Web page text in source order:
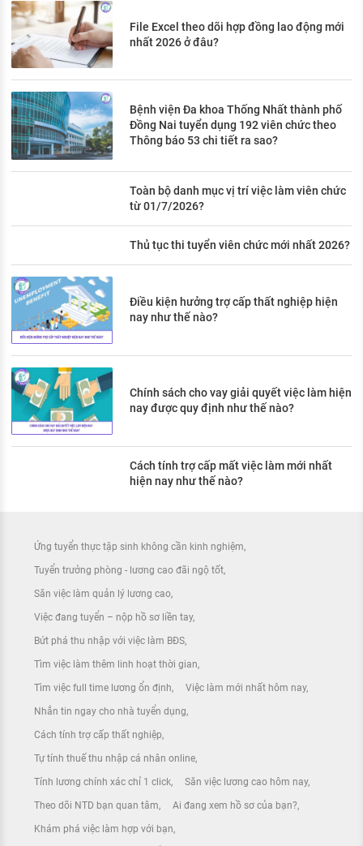
File Excel theo dõi hợp đồng lao động mới
nhất 2026 ở đâu?
Bệnh viện Đa khoa Thống Nhất thành phố
Đồng Nai tuyển dụng 192 viên chức theo
Thông báo 53 chi tiết ra sao?
Toàn bộ danh mục vị trí việc làm viên chức
từ 01/7/2026?
Thủ tục thi tuyển viên chức mới nhất 2026?
Điều kiện hưởng trợ cấp thất nghiệp hiện
nay như thế nào?
Chính sách cho vay giải quyết việc làm hiện
nay được quy định như thế nào?
Cách tính trợ cấp mất việc làm mới nhất
hiện nay như thế nào?
Ứng tuyển thực tập sinh không cần kinh nghiệm
Tuyển trưởng phòng - lương cao đãi ngộ tốt
Săn việc làm quản lý lương cao
Việc đang tuyển – nộp hồ sơ liền tay
Bứt phá thu nhập với việc làm BĐS
Tìm việc làm thêm linh hoạt thời gian
Tìm việc full time lương ổn định Việc làm mới nhất hôm nay
Nhắn tin ngay cho nhà tuyển dụng
Cách tính trợ cấp thất nghiệp
Tự tính thuế thu nhập cá nhân online
Tính lương chính xác chỉ 1 click Săn việc lương cao hôm nay
Theo dõi NTD bạn quan tâm Ai đang xem hồ sơ của bạn?
Khám phá việc làm hợp với bạn